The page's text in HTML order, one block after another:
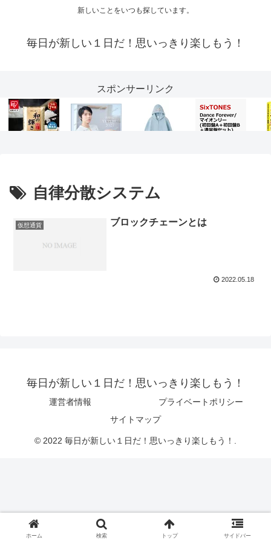
新しいことをいつも探しています。
毎日が新しい１日だ！思いっきり楽しもう！
スポンサーリンク
自律分散システム
仮想通貨 ブロックチェーンとは
2022.05.18
毎日が新しい１日だ！思いっきり楽しもう！
運営者情報
プライベートポリシー
サイトマップ
© 2022 毎日が新しい１日だ！思いっきり楽しもう！.
ホーム 検索 トップ サイドバー